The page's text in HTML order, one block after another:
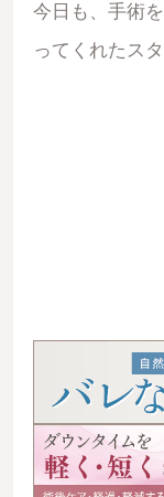
今日も、手術
ってくれたス